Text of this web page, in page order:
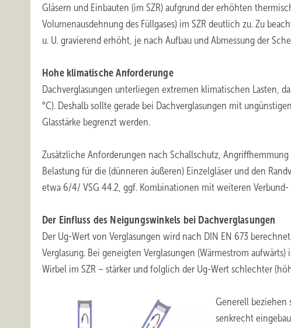
Gläsern und Einbauten (im SZR) aufgrund der erhöhten
Volumenausdehnung des Füllgases) im SZR deutlich zu. Zu
u. U. gravierend erhöht, je nach Aufbau und Abmessung der
Hohe klimatische Anforderunge
Dachverglasungen unterliegen extremen klimatischen Lasten,
°C). Deshalb sollte gerade bei Dachverglasungen mit
Glasstärke begrenzt werden.
Zusätzliche Anforderungen nach Schallschutz,
Belastung für die (dünneren äußeren) Einzelgläser und den
etwa 6/4/ VSG 44.2, ggf. Kombinationen mit weiteren Verbund-
Der Einfluss des Neigungswinkels bei Dachverglasungen
Der Ug-Wert von Verglasungen wird nach DIN EN 673
Verglasung. Bei geneigten Verglasungen (Wärmestrom
Wirbel im SZR – stärker und folglich der Ug-Wert schlechter
Generell beziehen
senkrecht